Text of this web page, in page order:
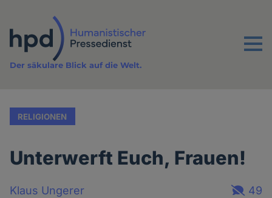
Inhalt
Menu
Der säkulare Blick auf die Welt.
RELIGIONEN
Unterwerft Euch, Frauen!
Klaus Ungerer
49